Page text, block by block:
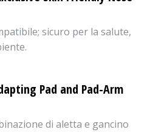
sicuro per la salute,
Pad and Pad-Arm
di aletta e gancino